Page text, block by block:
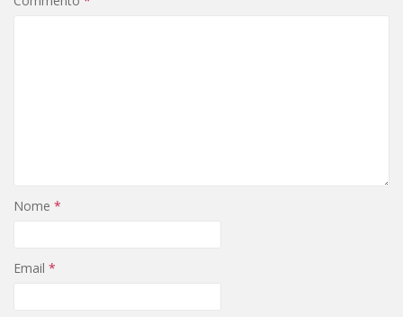
Nome *
Email *